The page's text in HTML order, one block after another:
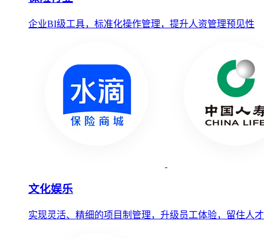
企业BI级工具，标准化操作管理，提升人资管理预见性
文化娱乐
实现灵活、精细的项目制管理，升级员工体验，留住人才